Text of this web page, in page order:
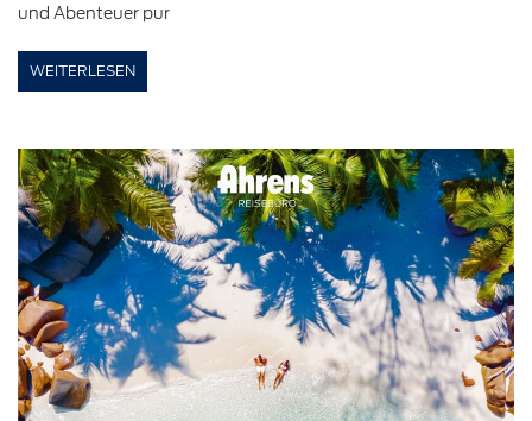
und Abenteuer pur
WEITERLESEN